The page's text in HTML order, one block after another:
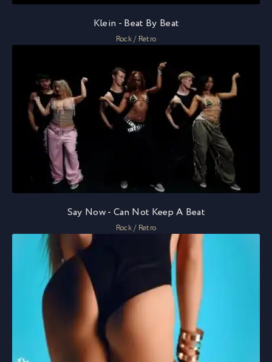
Klein - Beat By Beat
Rock / Retro
Say Now - Can Not Keep A Beat
Rock / Retro